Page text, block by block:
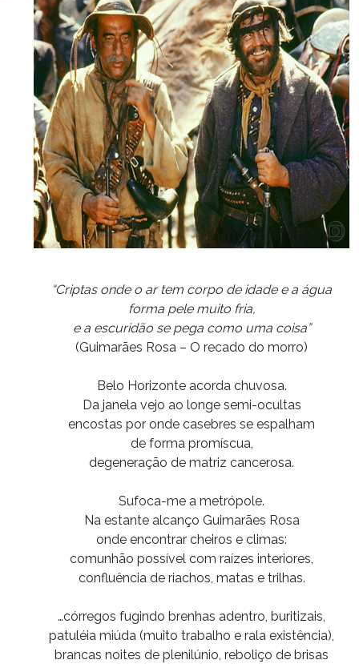
“Criptas onde o ar tem corpo de idade e a água
forma pele muito fria,
e a escuridão se pega como uma coisa”
(Guimarães Rosa – O recado do morro)
Belo Horizonte acorda chuvosa.
Da janela vejo ao longe semi-ocultas
encostas por onde casebres se espalham
de forma promíscua,
degeneração de matriz cancerosa.
Sufoca-me a metrópole.
Na estante alcanço Guimarães Rosa
onde encontrar cheiros e climas:
comunhão possível com raízes interiores,
confluência de riachos, matas e trilhas.
…córregos fugindo brenhas adentro, buritizais,
patuléia miúda (muito trabalho e rala existência),
brancas noites de plenilúnio, reboliço de brisas